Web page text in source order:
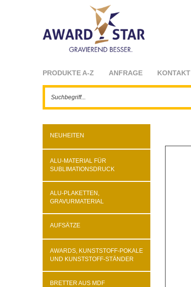
PRODUKTE A-Z ANFRAGE KONTAKT
NEUHEITEN
ALU-MATERIAL FÜR
SUBLIMATIONSDRUCK
ALU-PLAKETTEN,
GRAVURMATERIAL
AUFSÄTZE
AWARDS, KUNSTSTOFF-POKALE
UND KUNSTSTOFF-STÄNDER
BRETTER AUS MDF